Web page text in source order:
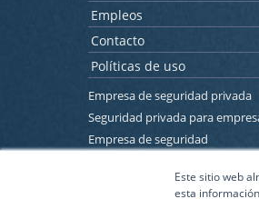
Este sitio web
esta
Empleos
Contacto
Políticas de uso
Empresa de seguridad privada
Seguridad privada para
Empresa de seguridad
Seguridad electronica para